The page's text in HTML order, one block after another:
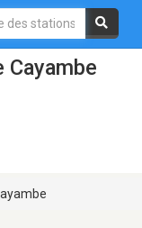
Cayambe